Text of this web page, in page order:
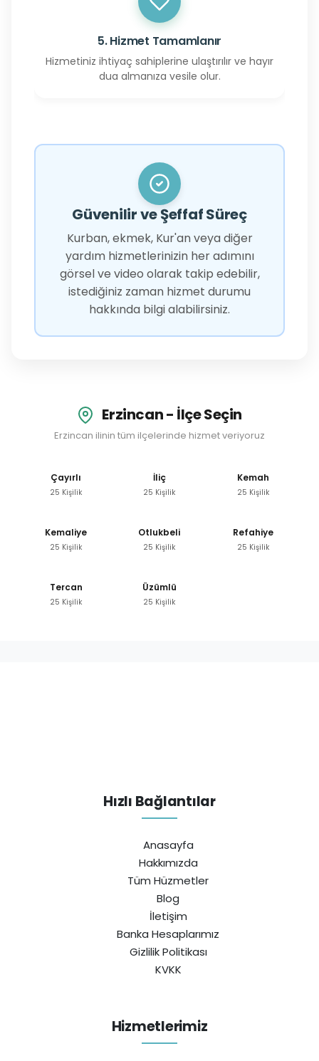
5. Hizmet Tamamlanır
Hizmetiniz ihtiyaç sahiplerine ulaştırılır ve hayır
dua almanıza vesile olur.
Güvenilir ve Şeffaf Süreç
Kurban, ekmek, Kur'an veya diğer
yardım hizmetlerinizin her adımını
görsel ve video olarak takip edebilir,
istediğiniz zaman hizmet durumu
hakkında bilgi alabilirsiniz.
Erzincan - İlçe Seçin
Erzincan ilinin tüm ilçelerinde hizmet veriyoruz
Çayırlı
25 Kişilik
İliç
25 Kişilik
Kemah
25 Kişilik
Kemaliye
25 Kişilik
Otlukbeli
25 Kişilik
Refahiye
25 Kişilik
Tercan
25 Kişilik
Üzümlü
25 Kişilik
Hızlı Bağlantılar
Anasayfa
Hakkımızda
Tüm Hüzmetler
Blog
İletişim
Banka Hesaplarımız
Gizlilik Politikası
KVKK
Hizmetlerimiz